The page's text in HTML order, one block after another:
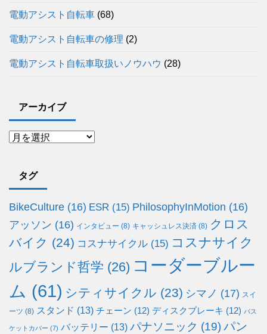
電動アシスト自転車 (68)
電動アシスト自転車の修理 (2)
電動アシスト自転車取扱いノウハウ (28)
アーカイブ
タグ
BikeCulture (16) ESR (15) PhilosophyInMotion (16)
アッソン (16) インタビュー (8) キャッシュレス決済 (8) クロス
バイク (24) コスナサイクル (15) コスナサイク
ルブランド哲学 (26) コーダーブルー
ム (61) シティサイクル (23) シマノ (17) スイ
ーツ (8) スタンド (13) チェーン (12) ディスクブレーキ (12) バス
ケットカバー (7) バッテリー (13) パナソニック (19)パン